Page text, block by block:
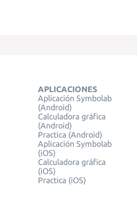
APLICACIONES
Aplicación Symbolab
(Android)
Calculadora gráfica
(Android)
Practica (Android)
Aplicación Symbolab
(iOS)
Calculadora gráfica
(iOS)
Practica (iOS)